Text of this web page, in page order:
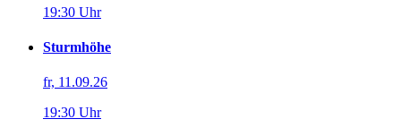
19:30 Uhr
Sturmhöhe
fr, 11.09.26
19:30 Uhr